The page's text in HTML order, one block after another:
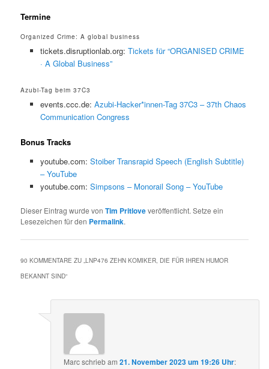
Termine
Organized Crime: A global business
tickets.disruptionlab.org: Tickets für “ORGANISED CRIME
· A Global Business”
Azubi-Tag beim 37C3
events.ccc.de: Azubi-Hacker*innen-Tag 37C3 – 37th Chaos
Communication Congress
Bonus Tracks
youtube.com: Stoiber Transrapid Speech (English Subtitle)
– YouTube
youtube.com: Simpsons – Monorail Song – YouTube
Dieser Eintrag wurde vonTim Pritloveveröffentlicht. Setze ein
Lesezeichen für den Permalink.
90 KOMMENTARE ZU „LNP476 ZEHN KOMIKER, DIE FÜR IHREN HUMOR
BEKANNT SIND“
Marcschriebam21. November 2023 um 19:26 Uhr: